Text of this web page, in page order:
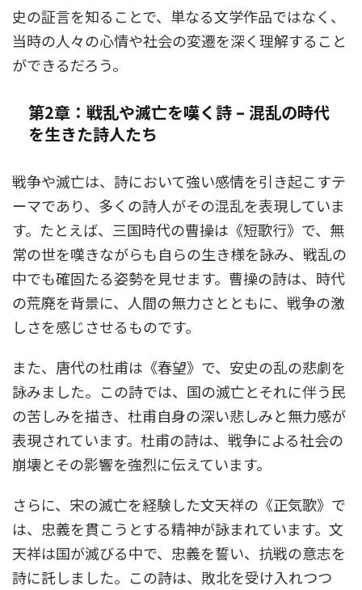
史の証言を知ることで、単なる文学作品ではなく、
当時の人々の心情や社会の変遷を深く理解すること
ができるだろう。
第2章：戦乱や滅亡を嘆く詩 – 混乱の時代
を生きた詩人たち
戦争や滅亡は、詩において強い感情を引き起こすテ
ーマであり、多くの詩人がその混乱を表現していま
す。たとえば、三国時代の曹操は《短歌行》で、無
常の世を嘆きながらも自らの生き様を詠み、戦乱の
中でも確固たる姿勢を見せます。曹操の詩は、時代
の荒廃を背景に、人間の無力さとともに、戦争の激
しさを感じさせるものです。
また、唐代の杜甫は《春望》で、安史の乱の悲劇を
詠みました。この詩では、国の滅亡とそれに伴う民
の苦しみを描き、杜甫自身の深い悲しみと無力感が
表現されています。杜甫の詩は、戦争による社会の
崩壊とその影響を強烈に伝えています。
さらに、宋の滅亡を経験した文天祥の《正気歌》で
は、忠義を貫こうとする精神が詠まれています。文
天祥は国が滅びる中で、忠義を誓い、抗戦の意志を
詩に託しました。この詩は、敗北を受け入れつつ